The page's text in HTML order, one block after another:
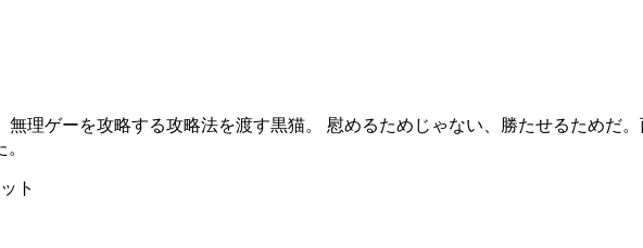
理ゲーを攻略する攻略法を渡す黒猫。 慰めるためじゃない、勝たせるためだ
ト